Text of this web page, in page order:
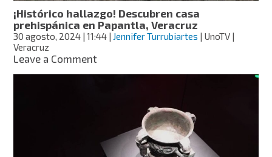
¡Histórico hallazgo! Descubren casa
prehispánica en Papantla, Veracruz
30 agosto, 2024 | 11:44 Jennifer Turrubiartes | UnoTV |
Veracruz
Leave a Commenton
prehispánica
Papantla,